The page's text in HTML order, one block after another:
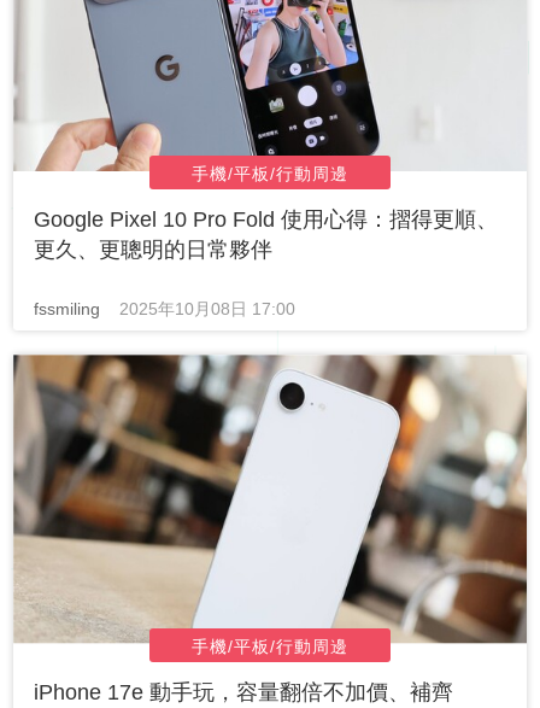
手機/平板/行動周邊
Google Pixel 10 Pro Fold 使用心得：摺得更順、
更久、更聰明的日常夥伴
fssmiling 2025年10月08日 17:00
手機/平板/行動周邊
iPhone 17e 動手玩，容量翻倍不加價、補齊